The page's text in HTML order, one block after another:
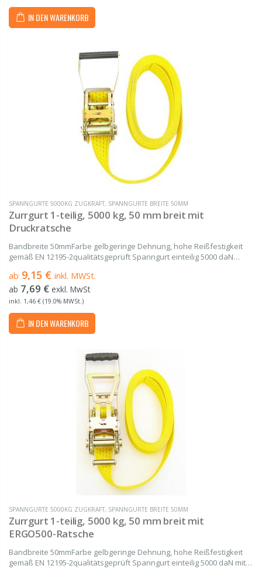
IN DEN WARENKORB
SPANNGURTE 5000KG ZUGKRAFT, SPANNGURTE BREITE 50MM
Zurrgurt 1-teilig, 5000 kg, 50 mm breit mit
Druckratsche
Bandbreite 50mmFarbe gelbgeringe Dehnung, hohe Reißfestigkeit
gemäß EN 12195-2qualitätsgeprüft Spanngurt einteilig 5000 daN
Bestehend aus einem Gurtband und...
ab 9,15 € inkl. MWSt.
ab 7,69 € exkl. MwSt
inkl. 1,46 € (19.0% MWSt.)
IN DEN WARENKORB
SPANNGURTE 5000KG ZUGKRAFT, SPANNGURTE BREITE 50MM
Zurrgurt 1-teilig, 5000 kg, 50 mm breit mit
ERGO500-Ratsche
Bandbreite 50mmFarbe gelbgeringe Dehnung, hohe Reißfestigkeit
gemäß EN 12195-2qualitätsgeprüft Spanngurt einteilig 5000 daN mit